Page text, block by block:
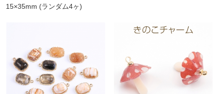
15×35mm (ランダム4ヶ)